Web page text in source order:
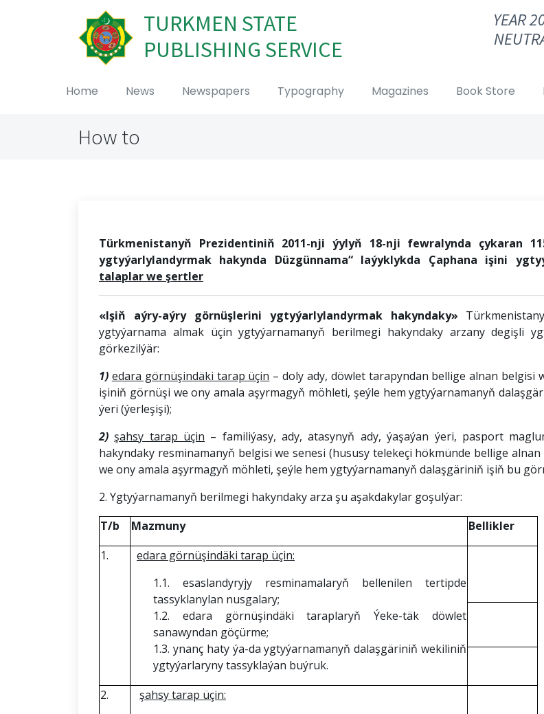
TURKMEN STATE
PUBLISHING SERVICE
YEAR
Home News Newspapers Typography Magazines Book Store
How to
Türkmenistanyň Prezidentiniň 2011-nji ýylyň 18-nji fewralynda çykaran
ygtyýarlylandyrmak hakynda
Düzgünnama“ laýyklykda Çaphana işini y
talaplarwe şertler
«Işiň aýry-aýry görnüşlerini ygtyýarlylandyrmak hakyndaky»
ygtyýarnama almak üçin ygtyýarnamanyň berilmegi hakyndaky arzany degişli
görkezilýär:
1) edara görnüşindäki tarap üçin – doly ady, döwlet tarapyndan bellige alnan belgisi
işiniň görnüşi we ony amala aşyrmagyň möhleti, şeýle hem ygtyýarnamanyň
ýeri (ýerleşişi);
2) şahsy tarap üçin – familiýasy, ady, atasynyň ady, ýaşaýan ýeri, pasport
hakyndaky resminamanyň belgisi we senesi (hususy telekeçi hökmünde bellige
we ony amala aşyrmagyň möhleti, şeýle hem ygtyýarnamanyň dalaşgäriniň işiň bu
2. Ygtyýarnamanyň berilmegi hakyndaky arza şu aşakdakylar goşulýar:
T/b
Mazmuny
Bellikler
1.
edara görnüşindäki tarap üçin:
1.1. esaslandyryjy resminamalaryň bellenilen tertipde
tassyklanylan nusgalary;
1.2. edara görnüşindäki taraplaryň Ýeke-täk döwlet
sanawyndan göçürme;
1.3. ynanç haty ýa-da ygtyýarnamanyň dalaşgäriniň wekiliniň
ygtyýarlaryny tassyklaýan buýruk.
2.
şahsy tarap üçin: